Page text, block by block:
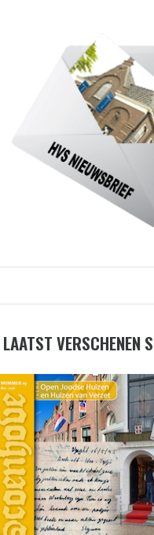
LAATST VERSCHENEN